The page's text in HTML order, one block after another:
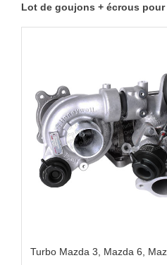
Lot de goujons + écrous pour
Turbo Mazda 3, Mazda 6,